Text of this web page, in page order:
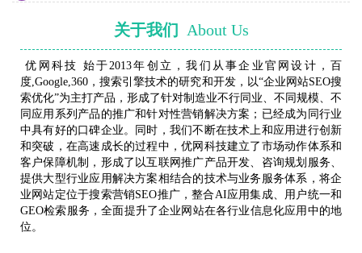
关于我们 About Us
优网科技 始于2013年创立，我们从事企业官网设计，百
度,Google,360，搜索引擎技术的研究和开发，以“企业网站SEO搜
索优化”为主打产品，形成了针对制造业不行同业、不同规模、不
同应用系列产品的推广和针对性营销解决方案；已经成为同行业
中具有好的口碑企业。同时，我们不断在技术上和应用进行创新
和突破，在高速成长的过程中，优网科技建立了市场动作体系和
客户保障机制，形成了以互联网推广产品开发、咨询规划服务、
提供大型行业应用解决方案相结合的技术与业务服务体系，将企
业网站定位于搜索营销SEO推广，整合AI应用集成、用户统一和
GEO检索服务，全面提升了企业网站在各行业信息化应用中的地
位。